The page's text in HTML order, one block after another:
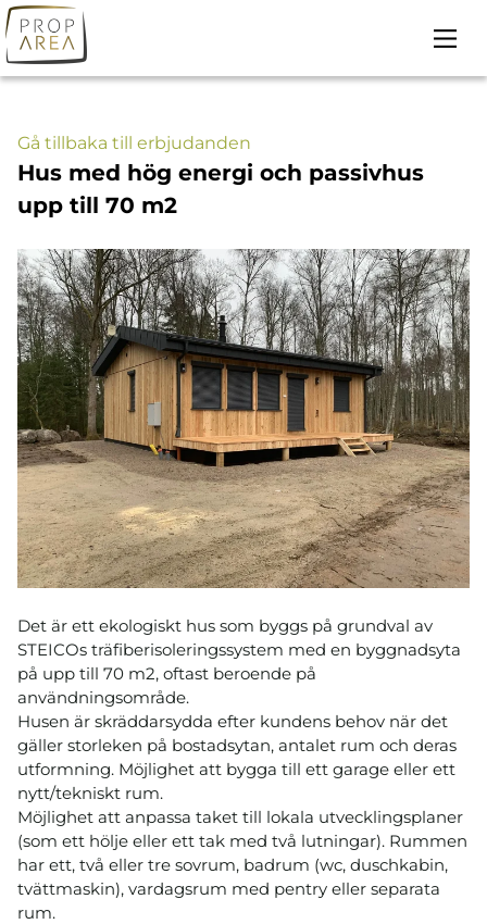
Skip
to
content
Gå tillbaka till erbjudanden
Hus med hög energi och passivhus
upp till 70 m2
Det är ett ekologiskt hus som byggs på grundval av
STEICOs träfiberisoleringssystem med en byggnadsyta
på upp till 70 m2, oftast beroende på
användningsområde.
Husen är skräddarsydda efter kundens behov när det
gäller storleken på bostadsytan, antalet rum och deras
utformning. Möjlighet att bygga till ett garage eller ett
nytt/tekniskt rum.
Möjlighet att anpassa taket till lokala utvecklingsplaner
(som ett hölje eller ett tak med två lutningar). Rummen
har ett, två eller tre sovrum, badrum (wc, duschkabin,
tvättmaskin), vardagsrum med pentry eller separata
rum.